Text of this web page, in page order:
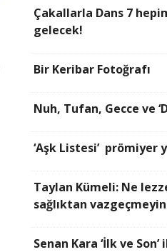
Çakallarla Dans 7
gelecek!
Bir Keribar Fotoğrafı
Nuh, Tufan, Gecce ve
‘Aşk Listesi’ prömiyer
Taylan Kümeli: Ne
sağlıktan vazgeçmeyin
Senan Kara ‘İlk ve Son’